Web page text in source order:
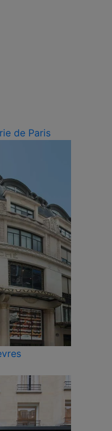
de Paris